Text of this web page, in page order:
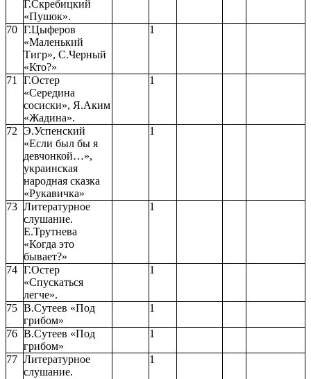
Г.Скребицкий
«Пушок».
70 Г.Цыферов
«Маленький
Тигр», С.Черный
«Кто?»
1
71
Г.Остер
«Середина
сосиски», Я.Аким
«Жадина».
1
72 Э.Успенский
«Если был бы я
девчонкой…»,
украинская
народная сказка
«Рукавичка»
1
73 Литературное
слушание.
Е.Трутнева
«Когда это
бывает?»
1
74 Г.Остер
«Спускаться
легче».
1
75 В.Сутеев «Под
грибом»
1
76 В.Сутеев «Под
грибом»
1
77 Литературное
слушание.
1